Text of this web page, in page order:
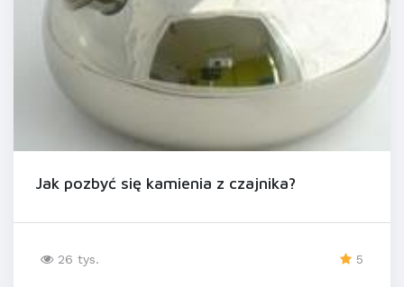
Jak pozbyć się kamienia z czajnika?
26 tys. 5